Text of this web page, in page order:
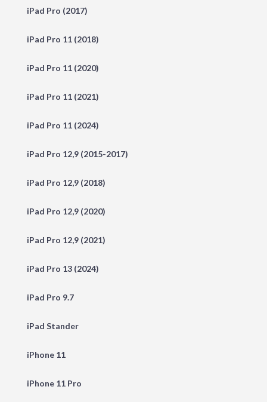
iPad Pro (2017)
iPad Pro 11 (2018)
iPad Pro 11 (2020)
iPad Pro 11 (2021)
iPad Pro 11 (2024)
iPad Pro 12,9 (2015-2017)
iPad Pro 12,9 (2018)
iPad Pro 12,9 (2020)
iPad Pro 12,9 (2021)
iPad Pro 13 (2024)
iPad Pro 9.7
iPad Stander
iPhone 11
iPhone 11 Pro